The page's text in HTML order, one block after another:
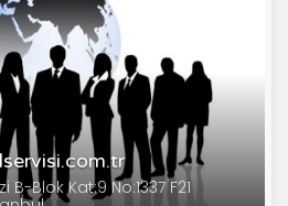
Blok Kat:9 No:1337 F21